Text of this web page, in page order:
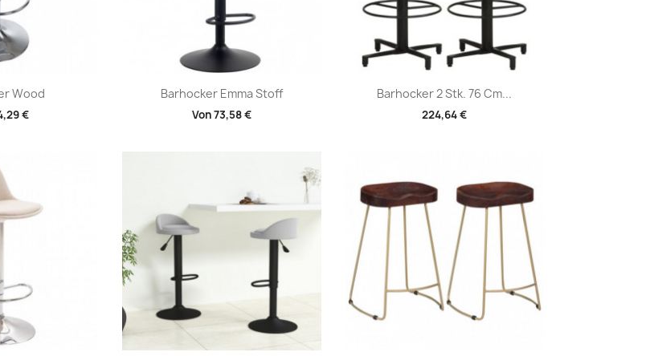
Wood
€
Barhocker Emma Stoff
Von73,58 €
Vorschau Barhocker 2 Stk. 76 Cm...
224,64 €
Vorschau